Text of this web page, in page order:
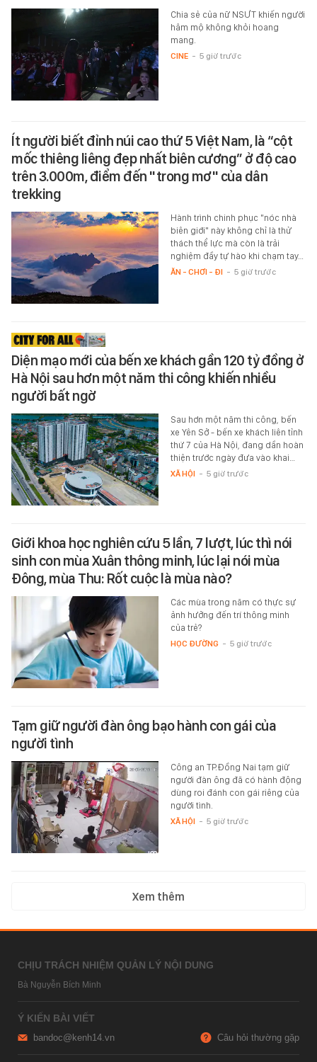
Chia sẻ của nữ NSƯT khiến người
hâm mộ không khỏi hoang
mang.
CINE - 5 giờ trước
Ít người biết đỉnh núi cao thứ 5 Việt Nam, là “cột
mốc thiêng liêng đẹp nhất biên cương” ở độ cao
trên 3.000m, điểm đến "trong mơ" của dân
trekking
Hành trình chinh phục "nóc nhà
biên giới" này không chỉ là thử
thách thể lực mà còn là trải
nghiệm đầy tự hào khi chạm tay…
ĂN - CHƠI - ĐI - 5 giờ trước
Diện mạo mới của bến xe khách gần 120 tỷ đồng ở
Hà Nội sau hơn một năm thi công khiến nhiều
người bất ngờ
Sau hơn một năm thi công, bến
xe Yên Sở - bến xe khách liên tỉnh
thứ 7 của Hà Nội, đang dần hoàn
thiện trước ngày đưa vào khai…
XÃ HỘI - 5 giờ trước
Giới khoa học nghiên cứu 5 lần, 7 lượt, lúc thì nói
sinh con mùa Xuân thông minh, lúc lại nói mùa
Đông, mùa Thu: Rốt cuộc là mùa nào?
Các mùa trong năm có thực sự
ảnh hưởng đến trí thông minh
của trẻ?
HỌC ĐƯỜNG - 5 giờ trước
Tạm giữ người đàn ông bạo hành con gái của
người tình
Công an TP.Đồng Nai tạm giữ
người đàn ông đã có hành động
dùng roi đánh con gái riêng của
người tình.
XÃ HỘI - 5 giờ trước
Xem thêm
CHỊU TRÁCH NHIỆM QUẢN LÝ NỘI DUNG
Bà Nguyễn Bích Minh
Ý KIẾN BÀI VIẾT
bandoc@kenh14.vn Câu hỏi thường gặp